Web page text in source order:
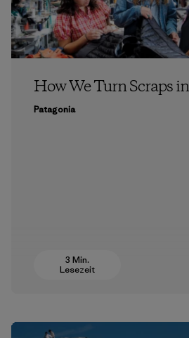
How We Turn Scraps
Patagonia
3 Min.
Lesezeit